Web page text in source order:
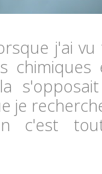
j'ai
je
c'est